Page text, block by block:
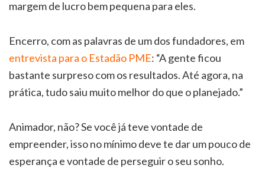
margem de lucro bem pequena para eles.
Encerro, com as palavras de um dos fundadores, em
entrevista para o Estadão PME: “A gente ficou
bastante surpreso com os resultados. Até agora, na
prática, tudo saiu muito melhor do que o planejado.”
Animador, não? Se você já teve vontade de
empreender, isso no mínimo deve te dar um pouco de
esperança e vontade de perseguir o seu sonho.